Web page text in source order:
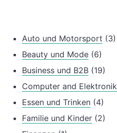
Auto und Motorsport (3)
Beauty und Mode (6)
Business und B2B (19)
Computer and Elektronik
Essen und Trinken (4)
Familie und Kinder (2)